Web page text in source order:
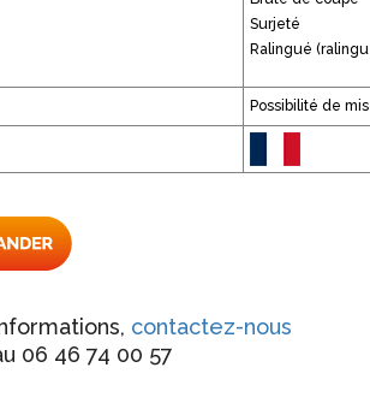
Surjeté
Ralingué
Possibilité de
contactez-nous
06 46 74 00 57